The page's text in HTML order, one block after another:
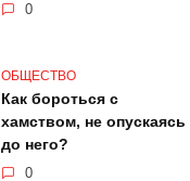
0
ОБЩЕСТВО
Как бороться с
хамством, не опускаясь
до него?
0